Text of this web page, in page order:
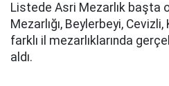
Listede Asri Mezarlık başta
Mezarlığı, Beylerbeyi,
farklı il mezarlıklarında
aldı.